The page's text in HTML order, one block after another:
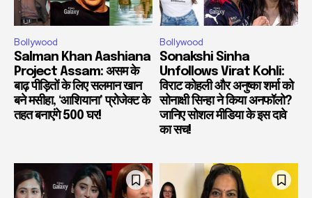
Bollywood
Salman Khan Aashiana
Project Assam: असम के
बाढ़ पीड़ितों के लिए सलमान खान
बने मसीहा, ‘आशियाना’ प्रोजेक्ट के
तहत बनाएंगे 500 घर!
Bollywood
Sonakshi Sinha
Unfollows Virat Kohli:
विराट कोहली और अनुष्का शर्मा को
सोनाक्षी सिन्हा ने किया अनफॉलो?
जानिए सोशल मीडिया के इस दावे
का सच!